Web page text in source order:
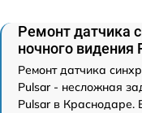
Ремонт датчика
ночного видения
Ремонт датчика
Pulsar - несложная
Pulsar в Краснодаре.